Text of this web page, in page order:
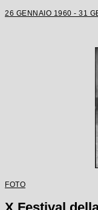
26 GENNAIO 1960 - 31
FOTO